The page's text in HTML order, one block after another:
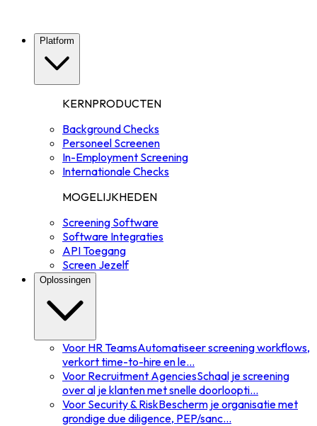
Platform
KERNPRODUCTEN
Background Checks
Personeel Screenen
In-Employment Screening
Internationale Checks
MOGELIJKHEDEN
Screening Software
Software Integraties
API Toegang
Screen Jezelf
Oplossingen
Voor HR TeamsAutomatiseer screening workflows,
verkort time-to-hire en le...
Voor Recruitment AgenciesSchaal je screening
over al je klanten met snelle doorloopti...
Voor Security & RiskBescherm je organisatie met
grondige due diligence, PEP/sanc...